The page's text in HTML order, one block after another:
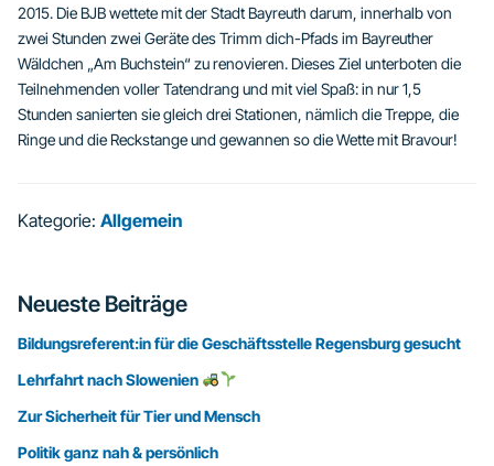
2015. Die BJB wettete mit der Stadt Bayreuth darum, innerhalb von
zwei Stunden zwei Geräte des Trimm dich-Pfads im Bayreuther
Wäldchen „Am Buchstein“ zu renovieren. Dieses Ziel unterboten die
Teilnehmenden voller Tatendrang und mit viel Spaß: in nur 1,5
Stunden sanierten sie gleich drei Stationen, nämlich die Treppe, die
Ringe und die Reckstange und gewannen so die Wette mit Bravour!
Kategorie: Allgemein
Seitenspalte
Neueste Beiträge
Bildungsreferent:in für die Geschäftsstelle Regensburg gesucht
Lehrfahrt nach Slowenien
Zur Sicherheit für Tier und Mensch
Politik ganz nah & persönlich